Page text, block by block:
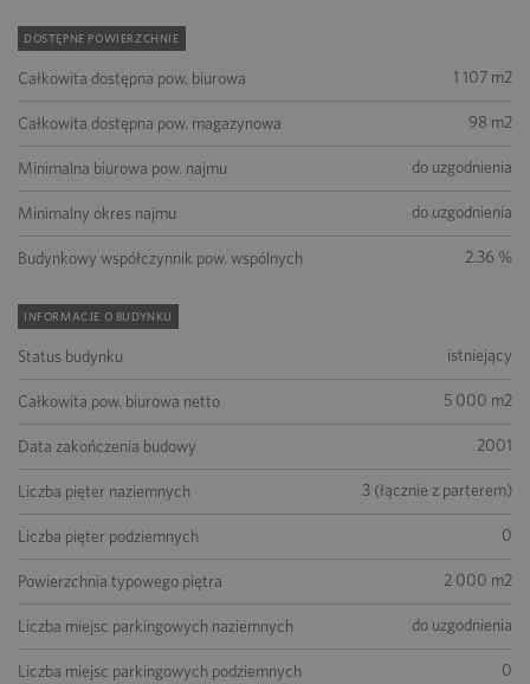
DOSTĘPNE POWIERZCHNIE
Całkowita dostępna pow. biurowa 1 107 m2
Całkowita dostępna pow. magazynowa 98 m2
Minimalna biurowa pow. najmu do uzgodnienia
Minimalny okres najmu do uzgodnienia
Budynkowy współczynnik pow. wspólnych 2.36 %
INFORMACJE O BUDYNKU
Status budynku istniejący
Całkowita pow. biurowa netto 5 000 m2
Data zakończenia budowy 2001
Liczba pięter naziemnych 3 (łącznie z parterem)
Liczba pięter podziemnych 0
Powierzchnia typowego piętra 2 000 m2
Liczba miejsc parkingowych naziemnych do uzgodnienia
Liczba miejsc parkingowych podziemnych 0